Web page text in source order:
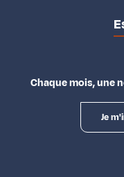
Chaque mois, une
Je